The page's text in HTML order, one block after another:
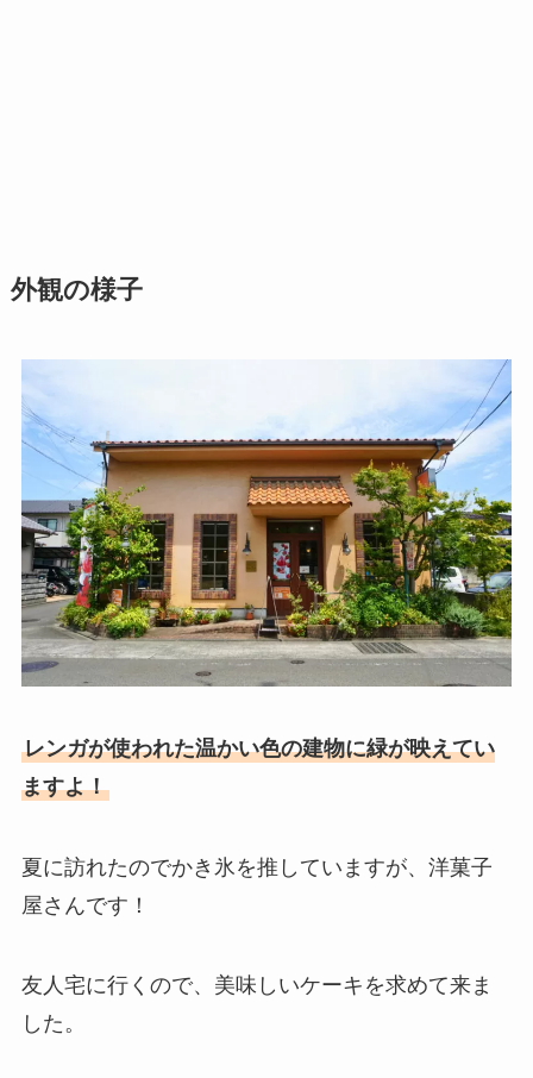
外観の様子
レンガが使われた温かい色の建物に緑が映えてい
ますよ！
夏に訪れたのでかき氷を推していますが、洋菓子
屋さんです！
友人宅に行くので、美味しいケーキを求めて来ま
した。